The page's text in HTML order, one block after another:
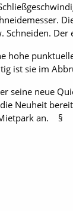
Schneiden.
hohe
ist sie im
seine neue
Neuheit
an. §